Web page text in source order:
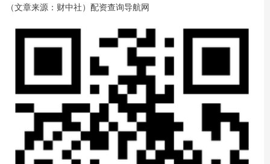
（文章来源：财中社）配资查询导航网